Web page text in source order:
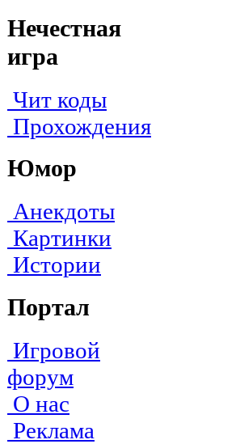
Нечестная
игра
Чит коды
Прохождения
Юмор
Анекдоты
Картинки
Истории
Портал
Игровой
форум
О нас
Реклама